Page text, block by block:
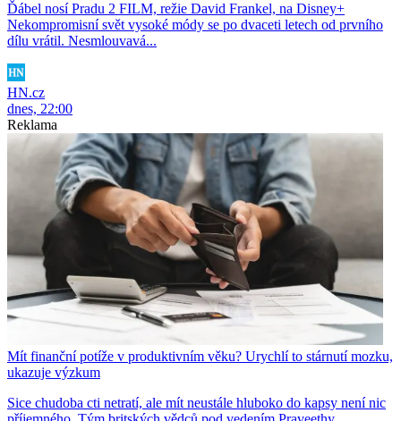
Ďábel nosí Pradu 2 FILM, režie David Frankel, na Disney+
Nekompromisní svět vysoké módy se po dvaceti letech od prvního
dílu vrátil. Nesmlouvavá...
HN.cz
dnes, 22:00
Reklama
Mít finanční potíže v produktivním věku? Urychlí to stárnutí mozku,
ukazuje výzkum
Sice chudoba cti netratí, ale mít neustále hluboko do kapsy není nic